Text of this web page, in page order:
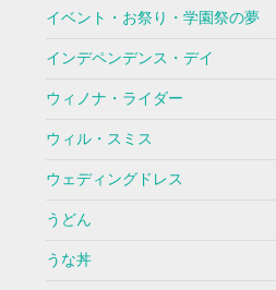
イベント・お祭り・学園祭の夢
インデペンデンス・デイ
ウィノナ・ライダー
ウィル・スミス
ウェディングドレス
うどん
うな丼